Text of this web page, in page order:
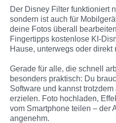
Der Disney Filter funktioniert
sondern ist auch für
deine Fotos überall
Fingertipps kostenlose KI-
Hause, unterwegs oder direkt
Gerade für alle, die schnell
besonders praktisch: Du
Software und kannst
erzielen. Foto hochladen,
vom Smartphone teilen – der
angenehm.